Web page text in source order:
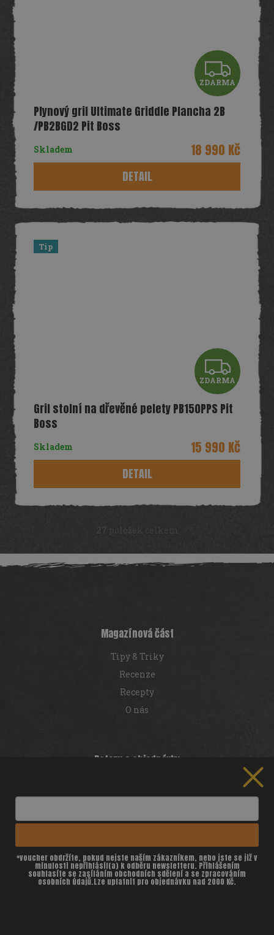
Z
D
R
A
ZDARMA
Plynový gril Ultimate Griddle Plancha 2B
/PB2BGD2 Pit Boss
Skladem 18 990 Kč
DETAIL
Tip
Z
D
A
R
A
ZDARMA
Gril stolní na dřevěné pelety PB150PPS Pit
Boss
Skladem 15 990 Kč
DETAIL
l
á
p
r
v
k
y
v
ý
p
Z
á
Magazínová část
Tipy & Triky
Recenze
Recepty
O nás
Dotazy a objednávky
Reklamace
Obchodní podmínky
Granty a dotace
Registrace provizního partnera
*voucher obdržíte, pokud nejste naším zákazníkem, nebo jste se již v
minulosti nepřihlásil(a) k odběru newsletteru. Přihlášením
souhlasíte se zasíláním obchodních sdělení a se zpracováním
osobních údajů.Lze uplatnit pro objednávku nad 2000 Kč.